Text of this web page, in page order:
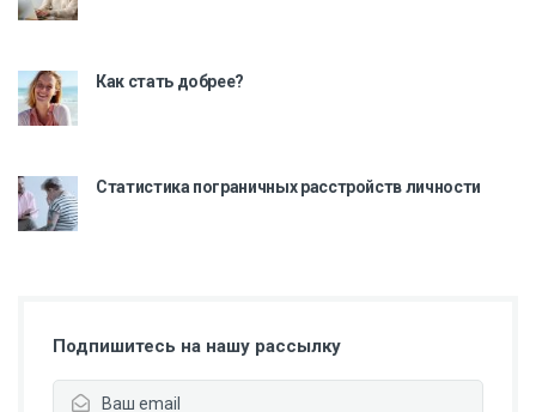
Как стать добрее?
Статистика пограничных расстройств личности
Подпишитесь на нашу рассылку